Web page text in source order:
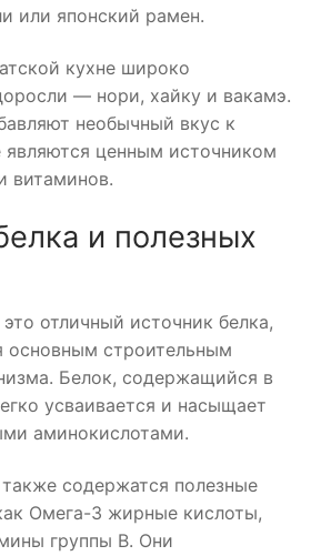
или японский рамен.
кухне широко
— нори, хайку и вакамэ.
необычный вкус к
ценным источником
витаминов.
и полезных
отличный источник белка,
основным строительным
Белок, содержащийся в
усваивается и насыщает
аминокислотами.
содержатся полезные
Омега-3 жирные кислоты,
группы В. Они